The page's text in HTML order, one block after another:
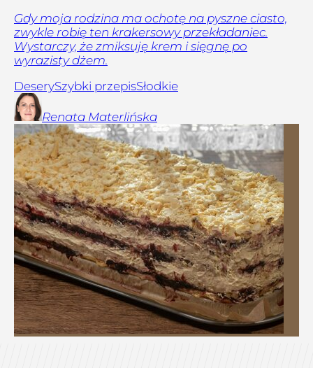
Gdy moja rodzina ma ochotę na pyszne ciasto,
zwykle robię ten krakersowy przekładaniec.
Wystarczy, że zmiksuję krem i sięgnę po
wyrazisty dżem.
DeserySzybki przepisSłodkie
Renata Materlińska